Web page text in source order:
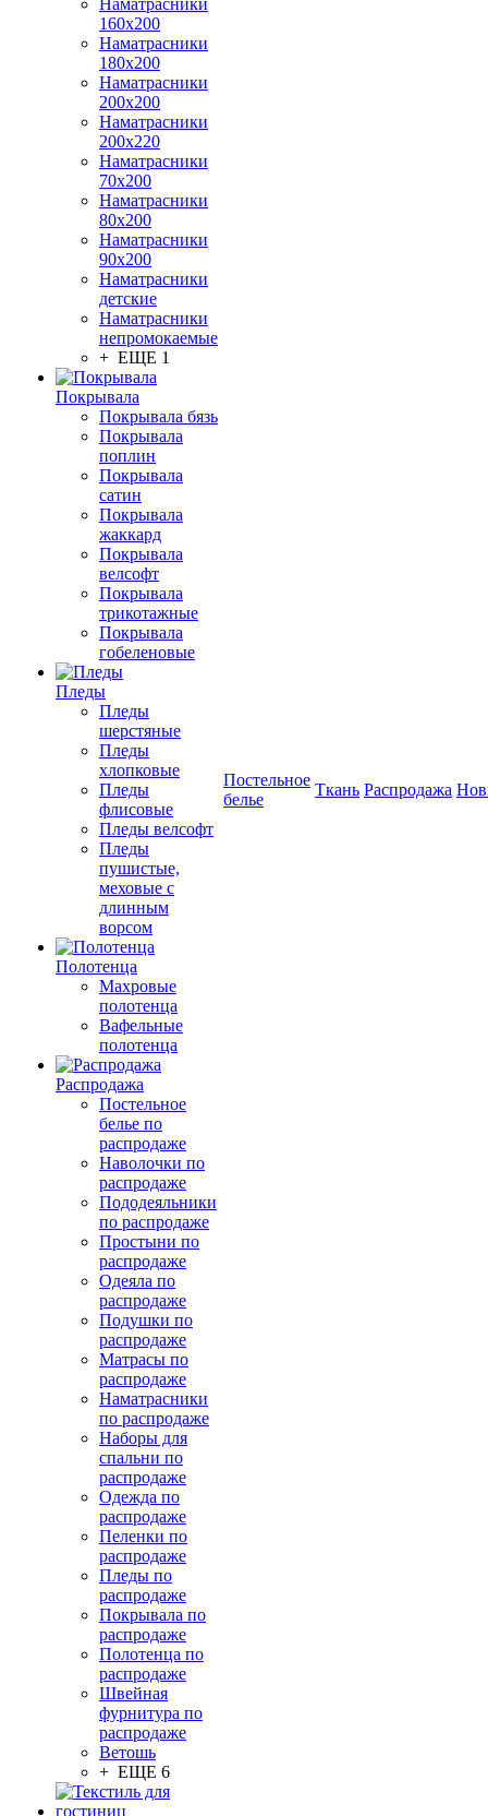
Наматрасники
160х200
Наматрасники
180х200
Наматрасники
200х200
Наматрасники
200х220
Наматрасники
70х200
Наматрасники
80х200
Наматрасники
90х200
Наматрасники
детские
Наматрасники
непромокаемые
+ ЕЩЕ 1
Покрывала
Покрывала бязь
Покрывала
поплин
Покрывала
сатин
Покрывала
жаккард
Покрывала
велсофт
Покрывала
трикотажные
Покрывала
гобеленовые
Пледы
Пледы
шерстяные
Пледы
хлопковые
Пледы
флисовые
Пледы велсофт
Пледы
пушистые,
меховые с
длинным
ворсом
Полотенца
Махровые
полотенца
Вафельные
полотенца
Распродажа
Постельное
белье по
распродаже
Наволочки по
распродаже
Пододеяльники
по распродаже
Простыни по
распродаже
Одеяла по
распродаже
Подушки по
распродаже
Матрасы по
распродаже
Наматрасники
по распродаже
Наборы для
спальни по
распродаже
Одежда по
распродаже
Пеленки по
распродаже
Пледы по
распродаже
Покрывала по
распродаже
Полотенца по
распродаже
Швейная
фурнитура по
распродаже
Ветошь
+ ЕЩЕ 6
Постельное
белье
Ткань Распродажа